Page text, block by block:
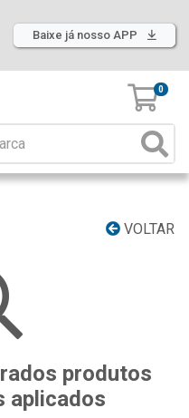
Baixe já nosso APP
0
VOLTAR
produtos
aplicados